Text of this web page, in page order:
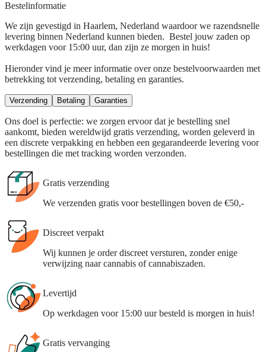
Bestelinformatie
We zijn gevestigd in Haarlem, Nederland waardoor we razendsnelle
levering binnen Nederland kunnen bieden. Bestel jouw zaden op
werkdagen voor 15:00 uur, dan zijn ze morgen in huis!
Hieronder vind je meer informatie over onze bestelvoorwaarden met
betrekking tot verzending, betaling en garanties.
Verzending Betaling Garanties
Ons doel is perfectie: we zorgen ervoor dat je bestelling snel
aankomt, bieden wereldwijd gratis verzending, worden geleverd in
een discrete verpakking en hebben een gegarandeerde levering voor
bestellingen die met tracking worden verzonden.
Gratis verzending
We verzenden gratis voor bestellingen boven de €50,-
Discreet verpakt
Wij kunnen je order discreet versturen, zonder enige
verwijzing naar cannabis of cannabiszaden.
Levertijd
Op werkdagen voor 15:00 uur besteld is morgen in huis!
Gratis vervanging